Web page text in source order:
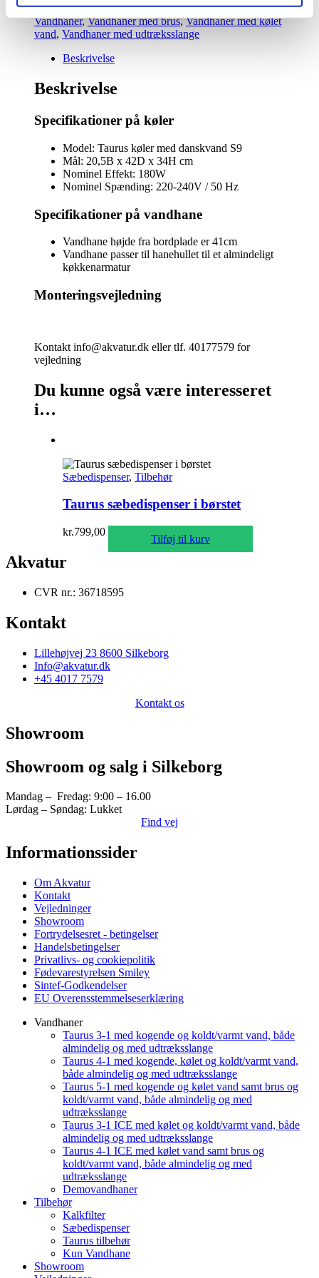
FLEX,
fleksibel
udtræksslange
med
kølet
og
danskvand
børstet
stål
med
rund
antal
kølet og brusende vand samt koldt/varmt vand,
Vandhaner,Vandhaner med brus,Vandhaner med kølet
vand, Vandhaner med udtræksslange
Beskrivelse
Beskrivelse
Specifikationer på køler
Model: Taurus køler med danskvand S9
Mål: 20,5B x 42D x 34H cm
Nominel Effekt: 180W
Nominel Spænding: 220-240V / 50 Hz
Specifikationer på vandhane
Vandhane højde fra bordplade er 41cm
Vandhane passer til hanehullet til et almindeligt
køkkenarmatur
Monteringsvejledning
Kontakt info@akvatur.dk eller tlf. 40177579 for
vejledning
Du kunne også være interesseret
i…
Sæbedispenser, Tilbehør
Taurus sæbedispenser i børstet
kr.799,00
Tilføj til kurv
Akvatur
CVR nr.: 36718595
Kontakt
Lillehøjvej 23 8600 Silkeborg
Info@akvatur.dk
+45 4017 7579
Kontakt os
Showroom
Showroom og salg i Silkeborg
Mandag – Fredag: 9:00 – 16.00
Lørdag – Søndag: Lukket
Find vej
Informationssider
Om Akvatur
Kontakt
Vejledninger
Showroom
Fortrydelsesret - betingelser
Handelsbetingelser
Privatlivs- og cookiepolitik
Fødevarestyrelsen Smiley
Sintef-Godkendelser
EU Overensstemmelseserklæring
Vandhaner
Taurus 3-1 med kogende og koldt/varmt vand, både
almindelig og med udtræksslange
Taurus 4-1 med kogende, kølet og koldt/varmt vand,
både almindelig og med udtræksslange
Taurus 5-1 med kogende og kølet vand samt brus og
koldt/varmt vand, både almindelig og med
udtræksslange
Taurus 3-1 ICE med kølet og koldt/varmt vand, både
almindelig og med udtræksslange
Taurus 4-1 ICE med kølet vand samt brus og
koldt/varmt vand, både almindelig og med
udtræksslange
Demovandhaner
Tilbehør
Kalkfilter
Sæbedispenser
Taurus tilbehør
Kun Vandhane
Showroom